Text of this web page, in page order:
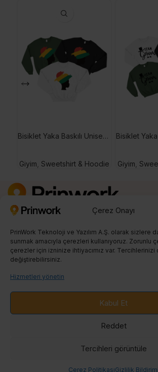
Çerez Onayı
PrinWork Teknoloji ve Yazılım A.Ş. olarak sizlere
sunmak amacıyla çerezleri kullanıyoruz. Zorunlu
çerezler için izninize ihtiyacımız var.
değiştirebilirsiniz.
Hizmetleri yönetin
Kabul Et
Reddet
Tercihleri ​​görüntüle
Çerez PolitikasıGizlilik Bildirimi
Bisiklet Yaka Baskılı Unisex Hoodie
Giyim Sweetshirt & Hoodie Giyim
Kayıt Ol
info@prinwork.com
PRINT ON DEMAND